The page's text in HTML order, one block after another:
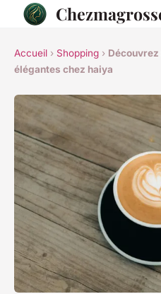
Accueil › Shopping ›
élégantes chez haiya